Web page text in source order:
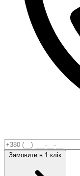
Замовити в 1 клік